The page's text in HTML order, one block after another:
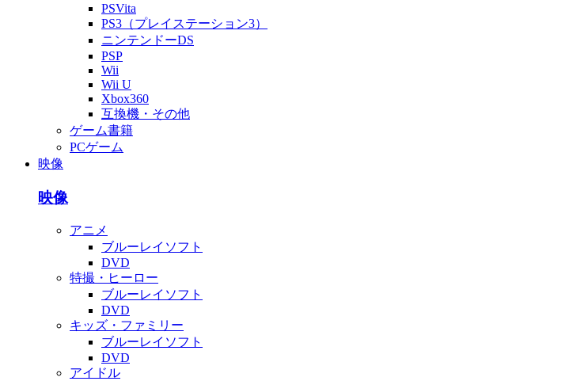
PSVita
PS3（プレイステーション3）
ニンテンドーDS
PSP
Wii
Wii U
Xbox360
互換機・その他
ゲーム書籍
PCゲーム
映像
映像
アニメ
ブルーレイソフト
DVD
特撮・ヒーロー
ブルーレイソフト
DVD
キッズ・ファミリー
ブルーレイソフト
DVD
アイドル